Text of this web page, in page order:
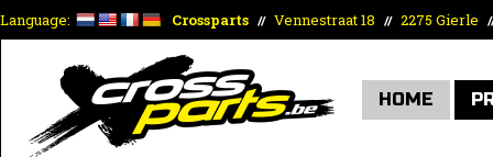
Language: Crossparts // Vennestraat 18 // 2275 Gierle
HOME